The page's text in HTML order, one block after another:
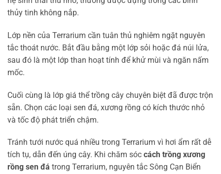
thủy tinh không nắp.
Lớp nền của Terrarium cần tuân thủ nghiêm ngặt nguyên
tắc thoát nước. Bắt đầu bằng một lớp sỏi hoặc đá núi lửa,
sau đó là một lớp than hoạt tính để khử mùi và ngăn nấm
mốc.
Cuối cùng là lớp giá thể trồng cây chuyên biệt đã được trộn
sẵn. Chọn các loại sen đá, xương rồng có kích thước nhỏ
và tốc độ phát triển chậm.
Tránh tưới nước quá nhiều trong Terrarium vì hơi ẩm rất dễ
tích tụ, dẫn đến úng cây. Khi chăm sóc cách trồng xương
rồng sen đá trong Terrarium, nguyên tắc Sông Cạn Biển